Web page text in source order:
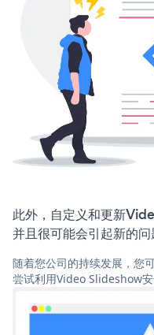
此外，自定义和更新
并且很可能会引起新的问
随着您公司的持续发展，您
尝试利用Video Slideshow安